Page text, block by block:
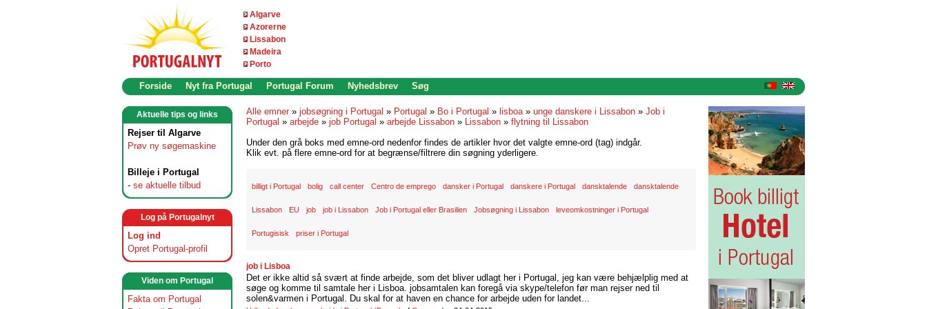
Algarve
Azorerne
Lissabon
Madeira
Porto
Forside Nyt fra Portugal Portugal Forum Nyhedsbrev Søg
Aktuelle tips og links
Rejser til Algarve
Prøv ny søgemaskine
Billeje i Portugal
- se aktuelle tilbud
Log på Portugalnyt
Log ind
Opret Portugal-profil
Viden om Portugal
Fakta om Portugal
Alle emner » jobsøgning i Portugal » Portugal » Bo i Portugal » lisboa» unge danskere i Lissabon » Job i
Portugal » arbejde » job Portugal » arbejde Lissabon » Lissabon » flytning til Lissabon
Under den grå boks med emne-ord nedenfor findes de artikler hvor det valgte emne-ord (tag) indgår.
Klik evt. på flere emne-ord for at begrænse/filtrere din søgning yderligere.
billigt i Portugal bolig call center Centro de emprego dansker i Portugal danskere i Portugal dansktalende dansktalende
Lissabon EU job job i Lissabon Job i Portugal eller Brasilien Jobsøgning i Lissabon leveomkostninger i Portugal
Portugisisk priser i Portugal
job i Lisboa
Det er ikke altid så svært at finde arbejde, som det bliver udlagt her i Portugal, jeg kan være behjælplig med at
søge og komme til samtale her i Lisboa. jobsamtalen kan foregå via skype/telefon før man rejser ned til
solen&varmen i Portugal. Du skal for at haven en chance for arbejde uden for landet...